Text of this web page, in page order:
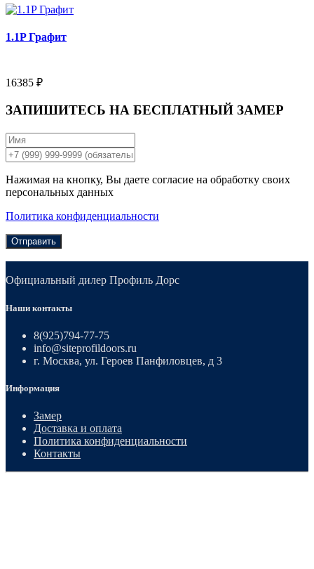
1.1P Графит
16385 ₽
ЗАПИШИТЕСЬ НА БЕСПЛАТНЫЙ ЗАМЕР
Нажимая на кнопку, Вы даете согласие на обработку своих
персональных данных
Политика конфиденциальности
Отправить
Официальный дилер Профиль Дорс
Наши контакты
8(925)794-77-75
info@siteprofildoors.ru
г. Москва, ул. Героев Панфиловцев, д 3
Информация
Замер
Доставка и оплата
Политика конфиденциальности
Контакты